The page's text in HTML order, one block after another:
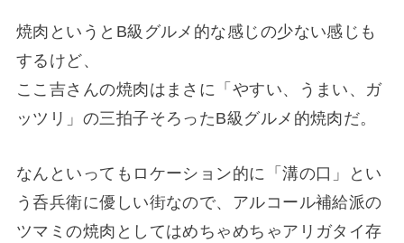
焼肉というとB級グルメ的な感じの少ない感じも
するけど、
ここ吉さんの焼肉はまさに「やすい、うまい、ガ
ッツリ」の三拍子そろったB級グルメ的焼肉だ。
なんといってもロケーション的に「溝の口」とい
う呑兵衛に優しい街なので、アルコール補給派の
ツマミの焼肉としてはめちゃめちゃアリガタイ存